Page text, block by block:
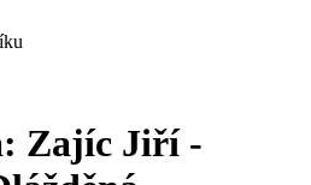
Zajíc Jiří -